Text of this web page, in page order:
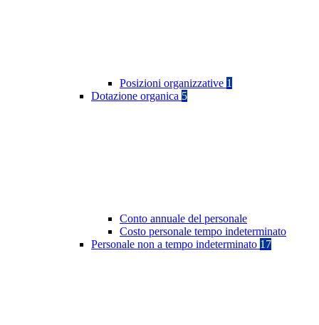
Posizioni organizzative 1
Dotazione organica 5
Conto annuale del personale
Costo personale tempo indeterminato
Personale non a tempo indeterminato 17